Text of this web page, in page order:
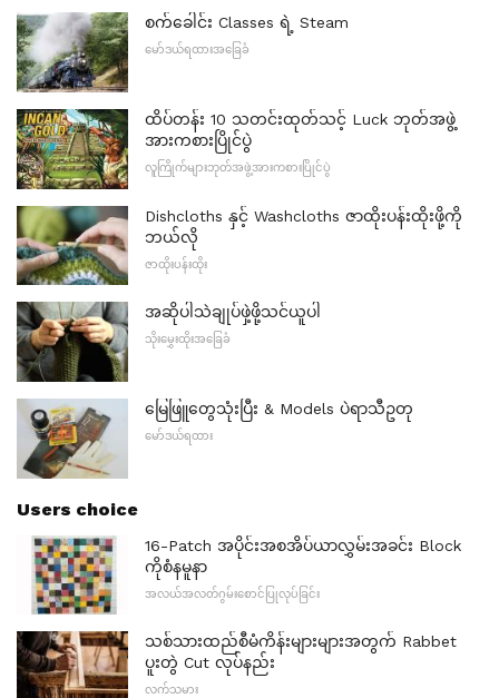
စက်ခေါင်း Classes ရဲ့ Steam
မော်ဒယ်ရထားအခြေခံ
ထိပ်တန်း 10 သတင်းထုတ်သင့် Luck ဘုတ်အဖွဲ့
အားကစားပြိုင်ပွဲ
လူကြိုက်များဘုတ်အဖွဲ့အားကစားပြိုင်ပွဲ
Dishcloths နှင့် Washcloths ဇာထိုးပန်းထိုးဖို့ကို
ဘယ်လို
ဇာထိုးပန်းထိုး
အဆိုပါသဲချုပ်ဖှဲ့ဖို့သင်ယူပါ
သိုးမွှေးထိုးအခြေခံ
မြေဖြူတွေသုံးပြီး & Models ပဲရာသီဥတု
မော်ဒယ်ရထား
Users choice
16-Patch အပိုင်းအစအိပ်ယာလွှမ်းအခင်း Block
ကိုစံနမူနာ
အလယ်အလတ်ဂွမ်းစောင်ပြုလုပ်ခြင်း
သစ်သားထည်စီမံကိန်းများများအတွက် Rabbet
ပူးတွဲ Cut လုပ်နည်း
လက်သမား